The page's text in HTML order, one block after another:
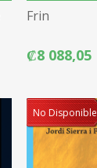
Frin
₡8 088,05
No Disponible